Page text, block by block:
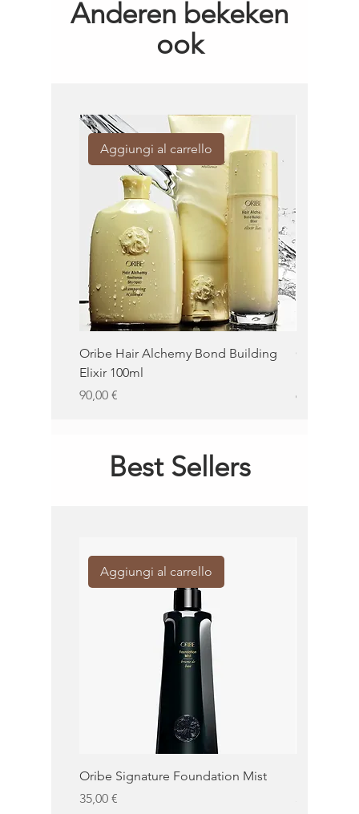
Anderen bekeken
ook
Aggiungi al carrello
Oribe Hair Alchemy Bond Building
Elixir 100ml
Prezzo
90,00 €
Oribe
Prezzo
62,00 €
Best Sellers
Aggiungi al carrello
Oribe Signature Foundation Mist
Prezzo
35,00 €